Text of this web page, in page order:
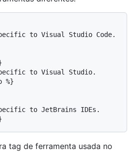
to Visual Studio Code.
to Visual Studio.
%}
to JetBrains IDEs.
tag de ferramenta usada no